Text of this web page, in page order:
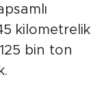
kilometrelik
bin ton